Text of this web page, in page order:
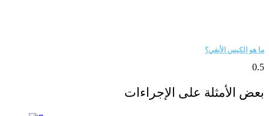
الكيس الأنفي؟
الأمثلة على الإجراءات